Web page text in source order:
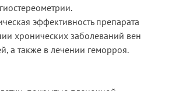
эффективность препарата
хронических заболеваний вен
а также в лечении геморроя.